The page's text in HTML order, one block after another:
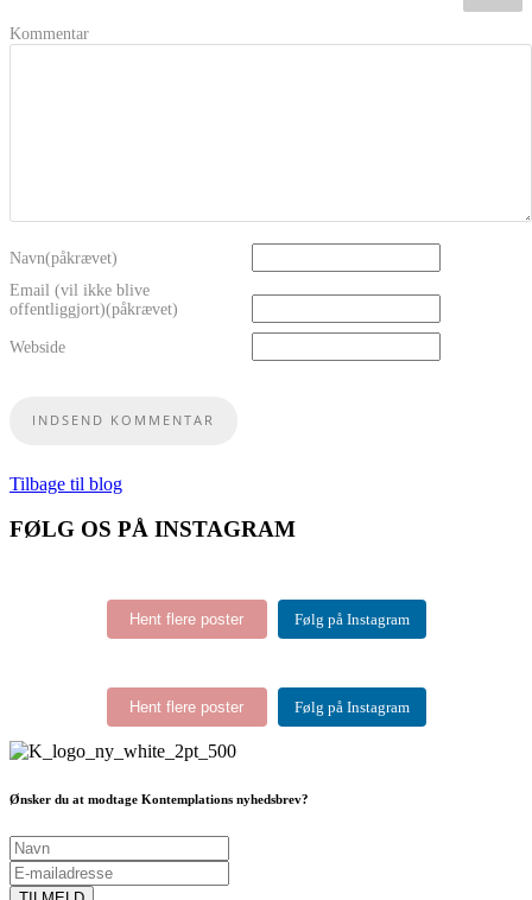
Kommentar
Navn(påkrævet)
Email (vil ikke blive
offentliggjort)(påkrævet)
Webside
Tilbage til blog
FØLG OS PÅ INSTAGRAM
Hent flere poster Følg på Instagram
Hent flere poster Følg på Instagram
Ønsker du at modtage Kontemplations nyhedsbrev?